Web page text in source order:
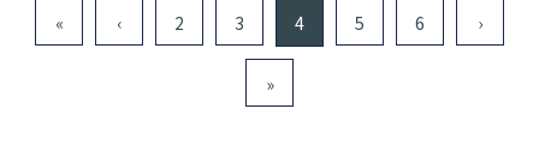
« ‹ 2 3 4 5 6 ›
»